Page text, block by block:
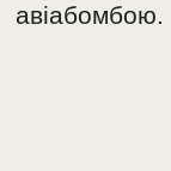
авіабомбою.